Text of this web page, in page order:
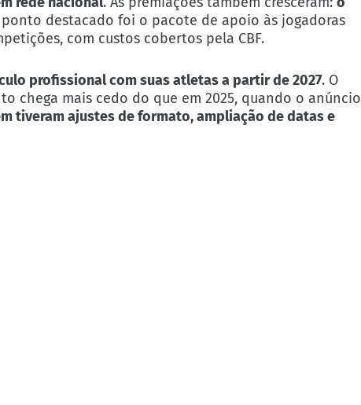
ponto destacado foi o pacote de apoio às jogadoras
com custos cobertos pela CBF.
profissional com suas atletas a partir de 2027. O
chega mais cedo do que em 2025, quando o anúncio
tiveram ajustes de formato, ampliação de datas e